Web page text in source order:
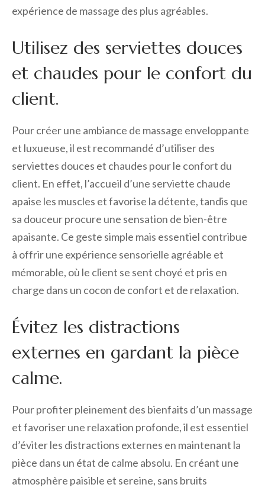
expérience de massage des plus agréables.
Utilisez des serviettes douces
et chaudes pour le confort du
client.
Pour créer une ambiance de massage enveloppante
et luxueuse, il est recommandé d’utiliser des
serviettes douces et chaudes pour le confort du
client. En effet, l’accueil d’une serviette chaude
apaise les muscles et favorise la détente, tandis que
sa douceur procure une sensation de bien-être
apaisante. Ce geste simple mais essentiel contribue
à offrir une expérience sensorielle agréable et
mémorable, où le client se sent choyé et pris en
charge dans un cocon de confort et de relaxation.
Évitez les distractions
externes en gardant la pièce
calme.
Pour profiter pleinement des bienfaits d’un massage
et favoriser une relaxation profonde, il est essentiel
d’éviter les distractions externes en maintenant la
pièce dans un état de calme absolu. En créant une
atmosphère paisible et sereine, sans bruits